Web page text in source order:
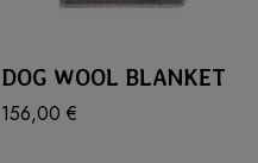
DOG WOOL BLANKET
156,00 €